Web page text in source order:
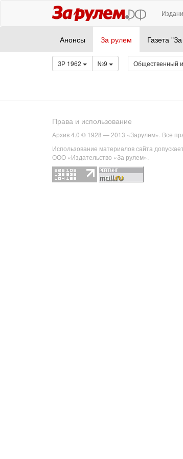
Анонсы За рулем Газета
ЗР 1962 №9 Общественный
Права и использование
Архив 4.0 © 1928 — 2013 «Зарулем». Все
Использование материалов сайта
ООО «Издательство «За рулем».